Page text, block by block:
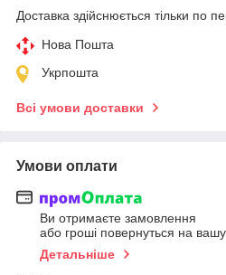
Доставка здійснюється тільки по
Нова Пошта
Укрпошта
Всі умови доставки
Умови оплати
Ви отримаєте замовлення
або гроші повернуться на вашу
Детальніше